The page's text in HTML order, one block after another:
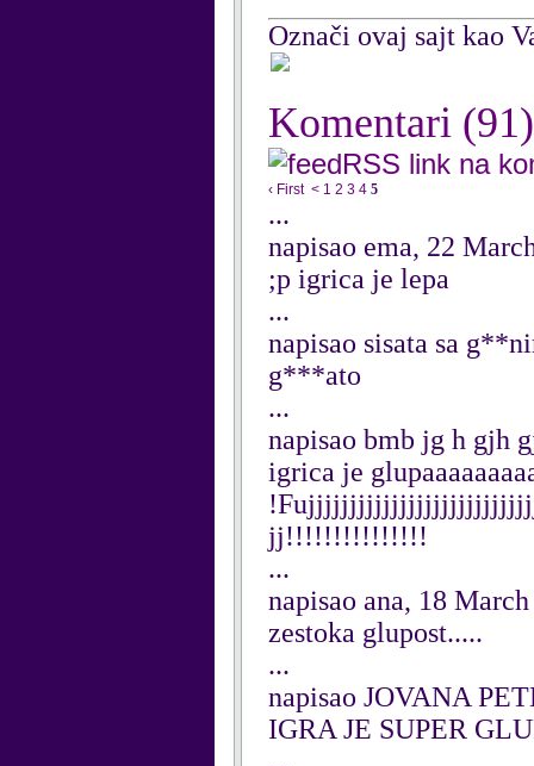
Označi ovaj sajt kao
Komentari (91)
RSS link na
‹ First < 1 2 3 4 5
...
napisao ema, 22
;p igrica je lepa
...
napisao sisata sa
g***ato
...
napisao bmb jg h gjh
igrica je
jj!!!!!!!!!!!!!!!
...
napisao ana, 18
zestoka glupost.....
...
napisao JOVANA
IGRA JE SUPER